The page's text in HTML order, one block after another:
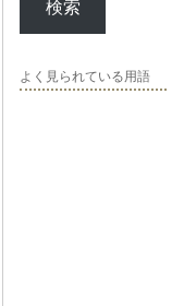
検索
よく見られている用語